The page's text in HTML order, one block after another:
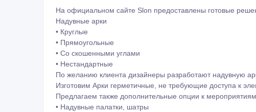
На официальном сайте Slon предоставлены готовые
Надувные арки
• Круглые
• Прямоугольные
• Со скошенными углами
• Нестандартные
По желанию клиента дизайнеры разработают надувную
Изготовим Арки герметичные, не требующие доступа к
Предлагаем также дополнительные опции к
• Надувные палатки, шатры